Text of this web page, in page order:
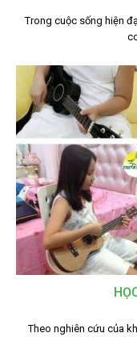
Trong cuộc sống hiện
Theo nghiên cứu của